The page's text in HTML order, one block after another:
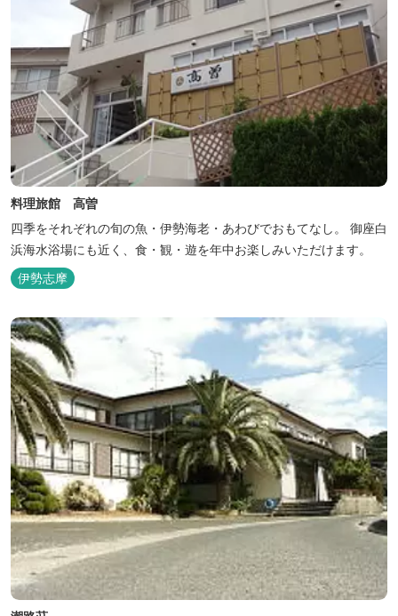
料理旅館 高曽
四季をそれぞれの旬の魚・伊勢海老・あわびでおもてなし。 御座白
浜海水浴場にも近く、食・観・遊を年中お楽しみいただけます。
伊勢志摩